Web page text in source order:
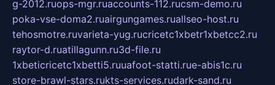
g-2012.ruops-mgr.ruaccounts-112.rucsm-demo.ru
poka-vse-doma2.ruairgungames.ruallseo-host.ru
tehosmotre.ruvarieta-yug.rucricetc1xbetr1xbetcc2.ru
raytor-d.ruatillagunn.ru3d-file.ru
1xbeticricetc1xbetti5.ruuafoot-statti.rue-abis1c.ru
store-brawl-stars.rukts-services.rudark-sand.ru